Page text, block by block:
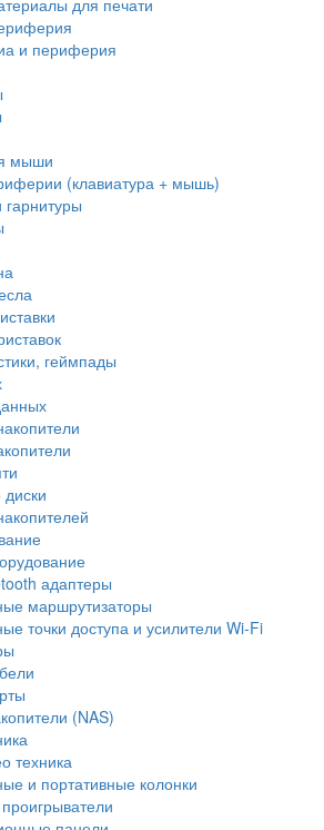
и периферия
мыши
(клавиатура + мышь)
геймпады
адаптеры
маршрутизаторы
точки доступа и усилители Wi-Fi
(NAS)
техника
и портативные колонки